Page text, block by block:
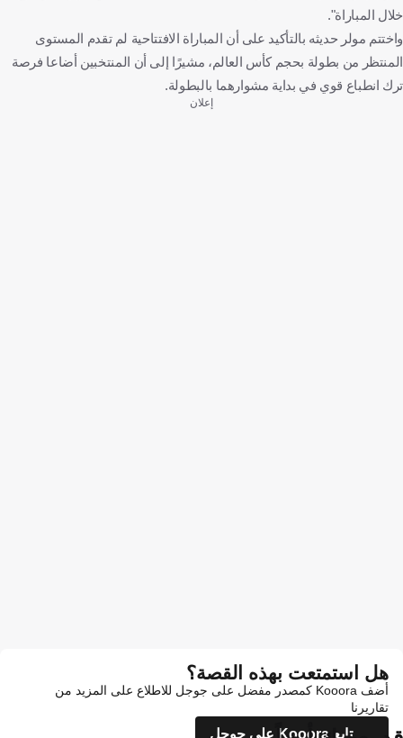
خلال المباراة".
واختتم مولر حديثه بالتأكيد على أن المباراة الافتتاحية لم تقدم المستوى
المنتظر من بطولة بحجم كأس العالم، مشيرًا إلى أن المنتخبين أضاعا فرصة
ترك انطباع قوي في بداية مشوارهما بالبطولة.
إعلان
هل استمتعت بهذه القصة؟
أضف Kooora كمصدر مفضل على جوجل للاطلاع على المزيد من
تقاريرنا
تابع Kooora على جوجل